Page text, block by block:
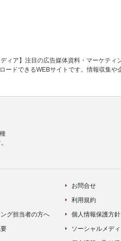
ィア】注目の広告媒体資料・マーケティ
ドできるWEBサイトです。情報収集や
グ担当者の方へ
お問合せ
利用規約
個人情報保護方針
ソーシャルメデ